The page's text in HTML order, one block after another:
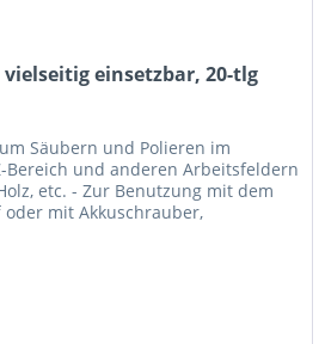
einsetzbar, 20-tlg
Säubern und Polieren im
Bereich und anderen Arbeitsfeldern
etc. - Zur Benutzung mit dem
mit Akkuschrauber,